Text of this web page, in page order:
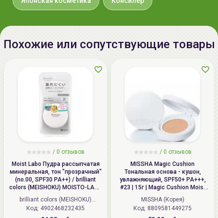
полигидроксистеарат,
хлорид натрия, феноксиэтанол,
77019 ), диоксид титана (ci
железа (ci 77491), гидроксид
Срок годности:
окончание срока годности
смотрите на упаковке
Производитель:
[BCL] "Stylinglife Holdings Inc.", 2-
21-1, Кита-Синдзюку, Синдзюку-
Похожие или сопутствующие товары
/ 0 отзывов
Moist Labo Пудра рассыпчатая
минеральная, тон "прозрачный"
(no.00, SPF30 PA++) / brilliant
colors (MEISHOKU) MOISTO-LABO
BB MINERAL FOUNDATION
brilliant colors (MEISHOKU)
(Япония)
Код: 4902468232435
/ 0 отзывов
MISSHA Magic Cushion
Тональная основа - кушон,
увлажняющий, SPF50+ PA+++,
#23 | 15г | Magic Cushion Moist
Up, SPF50+ PA+++, #23
MISSHA (Корея)
Код: 8809581449275